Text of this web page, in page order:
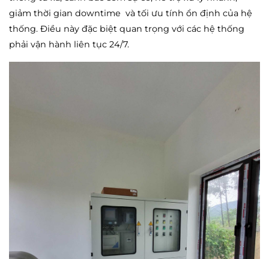
giảm thời gian downtime và tối ưu tính ổn định của hệ
thống. Điều này đặc biệt quan trọng với các hệ thống
phải vận hành liên tục 24/7.